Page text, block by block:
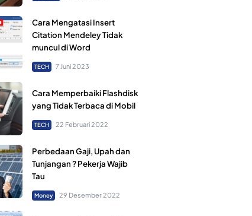
Cara Mengatasi Insert
Citation Mendeley Tidak
muncul di Word
TECH 7 Juni 2023
Cara Memperbaiki Flashdisk
yang Tidak Terbaca di Mobil
TECH 22 Februari 2022
Perbedaan Gaji, Upah dan
Tunjangan ? Pekerja Wajib
Tau
Money 29 Desember 2022